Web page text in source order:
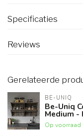
Specificaties
Reviews
Gerelateerde
BE-UNIQ
Be-Uniq
Medium -
Op voorraad